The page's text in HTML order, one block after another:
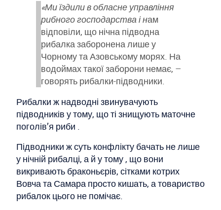
«Ми їздили в обласне управління
рибного господарства і нам
відповіли, що нічна підводна
рибалка заборонена лише у
Чорному та Азовському морях. На
водоймах такої заборони немає, –
говорять рибалки-підводники.
Рибалки ж надводні звинувачують
підводників у тому, що ті знищують маточне
поголів’я риби .
Підводники ж суть конфлікту бачать не лише
у нічній рибалці, а й у тому , що вони
викривають браконьєрів, сітками котрих
Вовча та Самара просто кишать, а товариство
рибалок цього не помічає.